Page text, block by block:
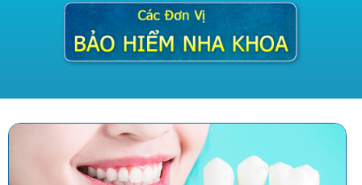
Trung tâm Chăm sóc Răng trẻ em